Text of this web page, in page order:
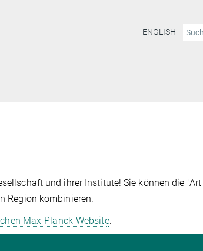
ENGLISH
und ihrer Institute! Sie können die "Art
Region kombinieren.
Max-Planck-Website.